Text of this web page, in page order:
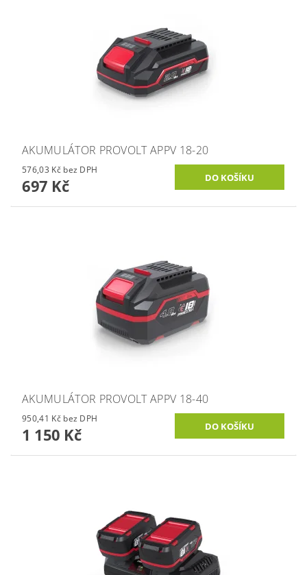
AKUMULÁTOR PROVOLT APPV 18-20
576,03 Kč bez DPH
697 Kč
AKUMULÁTOR PROVOLT APPV 18-40
950,41 Kč bez DPH
1 150 Kč